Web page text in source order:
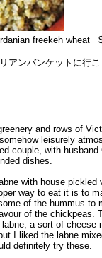
freekeh wheat
ンバンケットに行こ
and rows of
leisurely
couple, with
dishes.
with house pickled
way to eat it is to
of the hummus to
of the chickpeas.
a sort of cheese
I liked the labne
definitely try these.